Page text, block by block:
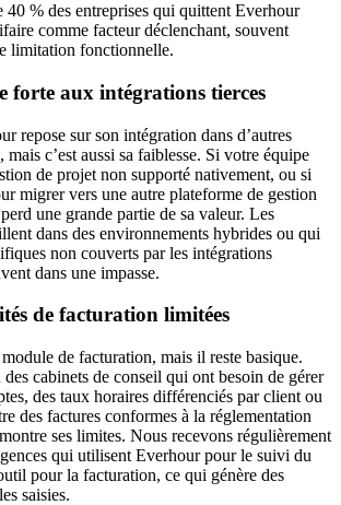
40 % des entreprises qui quittent Everhour
comme facteur déclenchant, souvent
limitation fonctionnelle.
forte aux intégrations tierces
repose sur son intégration dans d’autres
mais c’est aussi sa faiblesse. Si votre équipe
de projet non supporté nativement, ou si
migrer vers une autre plateforme de gestion
une grande partie de sa valeur. Les
dans des environnements hybrides ou qui
non couverts par les intégrations
dans une impasse.
de facturation limitées
de facturation, mais il reste basique.
des cabinets de conseil qui ont besoin de gérer
des taux horaires différenciés par client ou
des factures conformes à la réglementation
ses limites. Nous recevons régulièrement
qui utilisent Everhour pour le suivi du
pour la facturation, ce qui génère des
saisies.